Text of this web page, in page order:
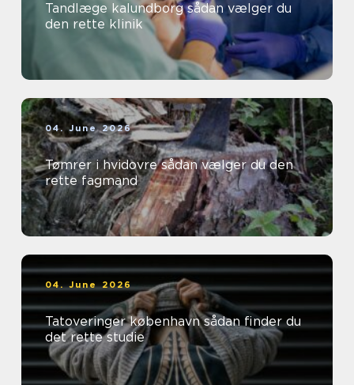
Tandlæge kalundborg sådan vælger du
den rette klinik
04. June 2026
Tømrer i hvidovre sådan vælger du den
rette fagmand
04. June 2026
Tatoveringer københavn sådan finder du
det rette studie